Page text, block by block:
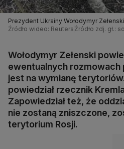
Prezydent Ukrainy Wołodymyr
Źródło wideo: Reuters Źródło zdj. gł.:
Wołodymyr Zełenski
ewentualnych
jest na wymianę
powiedział rzecznik
Zapowiedział też, że
nie zostaną zniszczone,
terytorium Rosji.